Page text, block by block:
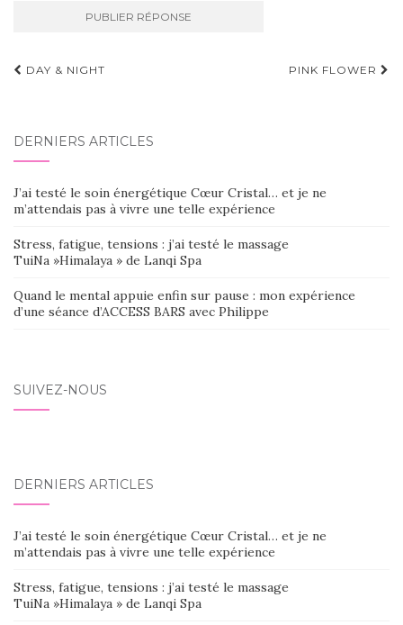
Navigation
DAY & NIGHT PINK FLOWER
DERNIERS ARTICLES
J’ai testé le soin énergétique Cœur Cristal… et je ne
m’attendais pas à vivre une telle expérience
Stress, fatigue, tensions : j’ai testé le massage
TuiNa »Himalaya » de Lanqi Spa
Quand le mental appuie enfin sur pause : mon expérience
d’une séance d’ACCESS BARS avec Philippe
SUIVEZ-NOUS
DERNIERS ARTICLES
J’ai testé le soin énergétique Cœur Cristal… et je ne
m’attendais pas à vivre une telle expérience
Stress, fatigue, tensions : j’ai testé le massage
TuiNa »Himalaya » de Lanqi Spa